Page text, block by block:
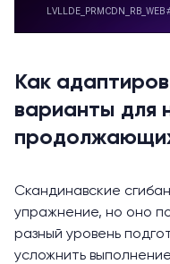
Как
варианты для
Скандинавские
упражнение, но оно
разный уровень
усложнить